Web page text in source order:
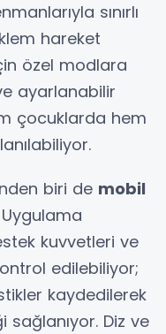
sınırlı
hareket
özel modlara
ayarlanabilir
çocuklarda hem
biri de mobil
Uygulama
kuvvetleri ve
edilebiliyor;
kaydedilerek
sağlanıyor. Diz ve